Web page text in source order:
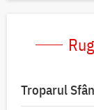
Troparul